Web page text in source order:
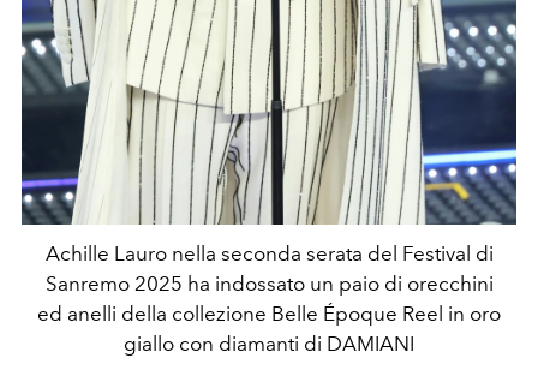
Achille Lauro nella seconda serata del Festival di
Sanremo 2025 ha indossato un paio di orecchini
ed anelli della collezione Belle Époque Reel in oro
giallo con diamanti di DAMIANI